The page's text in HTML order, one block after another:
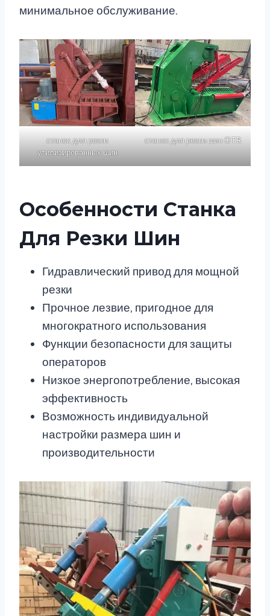
минимальное обслуживание.
станок для резки
утилизированных шин
станок для резки шин OTR
Особенности Станка
Для Резки Шин
Гидравлический привод для мощной
резки
Прочное лезвие, пригодное для
многократного использования
Функции безопасности для защиты
операторов
Низкое энергопотребление, высокая
эффективность
Возможность индивидуальной
настройки размера шин и
производительности